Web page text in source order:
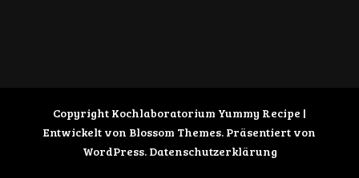
Copyright Kochlaboratorium Yummy Recipe |
Entwickelt von Blossom Themes. Präsentiert von
WordPress. Datenschutzerklärung